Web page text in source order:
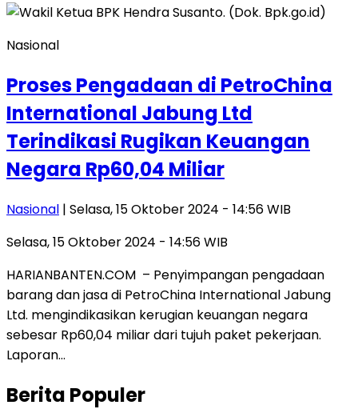
Nasional
Proses Pengadaan di PetroChina
International Jabung Ltd
Terindikasi Rugikan Keuangan
Negara Rp60,04 Miliar
Nasional | Selasa, 15 Oktober 2024 - 14:56 WIB
Selasa, 15 Oktober 2024 - 14:56 WIB
HARIANBANTEN.COM – Penyimpangan pengadaan
barang dan jasa di PetroChina International Jabung
Ltd. mengindikasikan kerugian keuangan negara
sebesar Rp60,04 miliar dari tujuh paket pekerjaan.
Laporan…
Berita Populer